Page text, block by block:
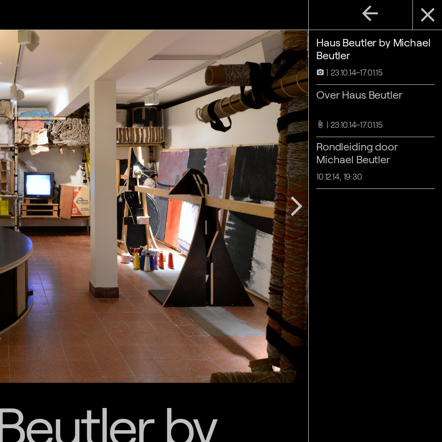
close
arrow_back
Haus Beutler by Michael
Beutler
camera_alt 23.10.14–17.01.15
Over Haus Beutler
attach_file 23.10.14–17.01.15
Rondleiding door
Michael Beutler
10.12.14, 19:30
arrow_forward_ios
by